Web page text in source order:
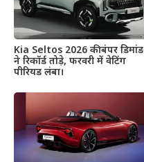
Kia Seltos 2026 की बंपर डिमांड
ने रिकॉर्ड तोड़े, फरवरी में वेटिंग
पीरियड लंबा।